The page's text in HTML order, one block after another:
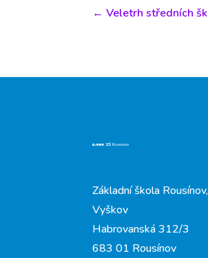
←Veletrh středních
Základní škola
Vyškov
Habrovanská 312/3
683 01 Rousínov